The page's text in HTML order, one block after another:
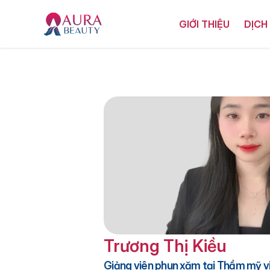
Trương Thị Kiều
Giảng viên phun xăm tại Thẩm mỹ
GIỚI THIỆU DỊCH